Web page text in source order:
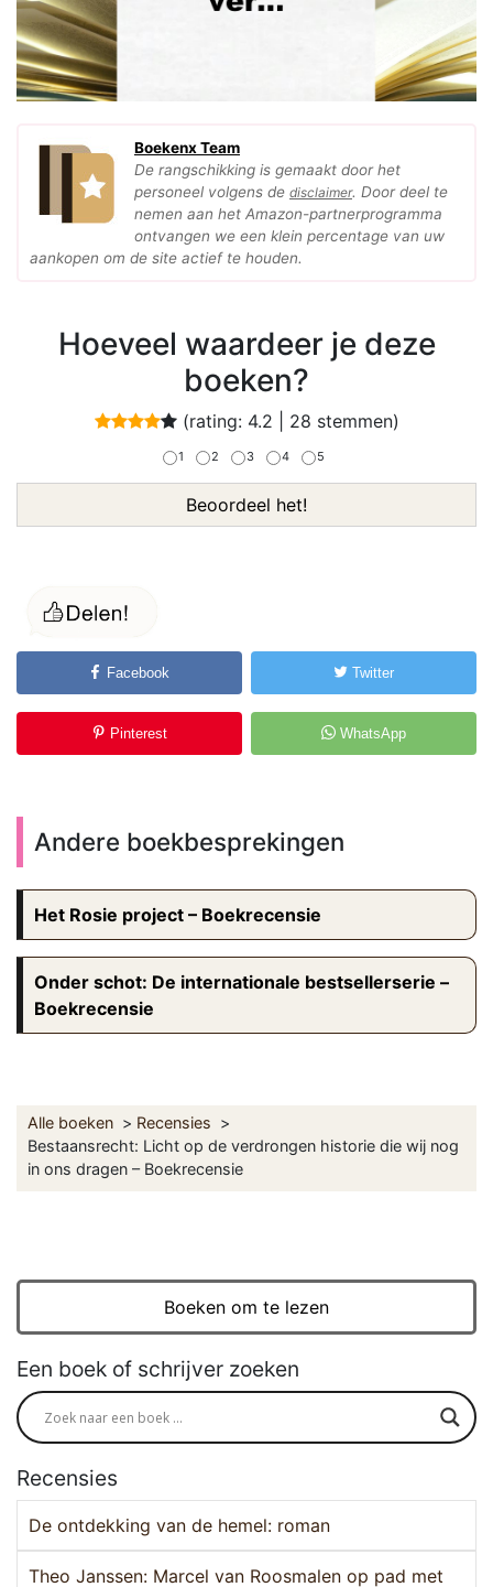
Boekenx Team
De rangschikking is gemaakt door het
personeel volgens de disclaimer. Door deel te
nemen aan het Amazon-partnerprogramma
ontvangen we een klein percentage van uw
aankopen om de site actief te houden.
Hoeveel waardeer je deze
boeken?
(rating: 4.2 28 stemmen)
1 2 3 4 5
Beoordeel het!
Facebook Twitter
Pinterest WhatsApp
Andere boekbesprekingen
Het Rosie project – Boekrecensie
Onder schot: De internationale bestsellerserie –
Boekrecensie
Alle boeken
Recensies
Bestaansrecht: Licht op de verdrongen historie die wij nog
in ons dragen – Boekrecensie
Boeken om te lezen
Een boek of schrijver zoeken
Recensies
De ontdekking van de hemel: roman
Theo Janssen: Marcel van Roosmalen op pad met